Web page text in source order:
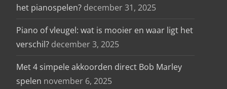
het pianospelen? december 31, 2025
Piano of vleugel: wat is mooier en waar ligt het
verschil? december 3, 2025
Met 4 simpele akkoorden direct Bob Marley
spelen november 6, 2025